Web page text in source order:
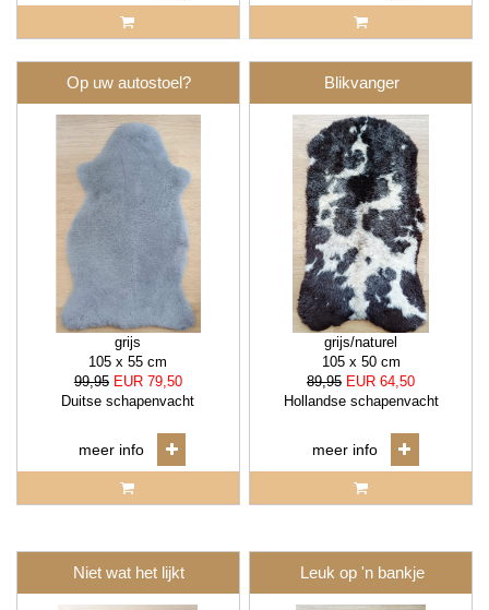
Op uw autostoel?
grijs
105 x 55 cm
99,95 EUR 79,50
Duitse schapenvacht
meer info
Blikvanger
grijs/naturel
105 x 50 cm
89,95 EUR 64,50
Hollandse schapenvacht
meer info
Niet wat het lijkt Leuk op 'n bankje